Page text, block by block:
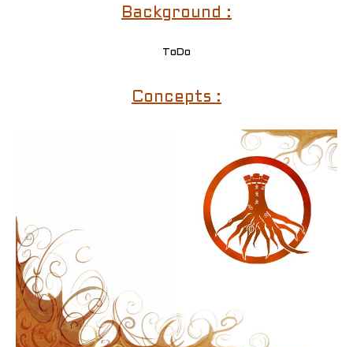
Background :
ToDo
Concepts :